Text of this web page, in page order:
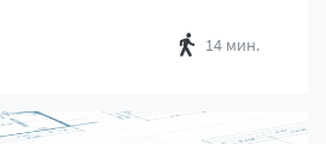
14 мин.